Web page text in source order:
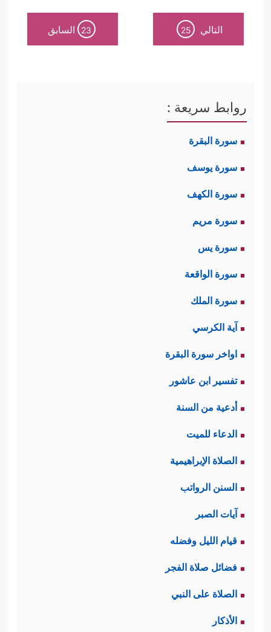
التالي 25
23 السابق
روابط سريعة :
سورة البقرة
سورة يوسف
سورة الكهف
سورة مريم
سورة يس
سورة الواقعة
سورة الملك
آية الكرسي
اواخر سورة البقرة
تفسير ابن عاشور
أدعية من السنة
الدعاء للميت
الصلاة الإبراهيمية
السنن الرواتب
آيات الصبر
قيام الليل وفضله
فضائل صلاة الفجر
الصلاة على النبي
الأذكار